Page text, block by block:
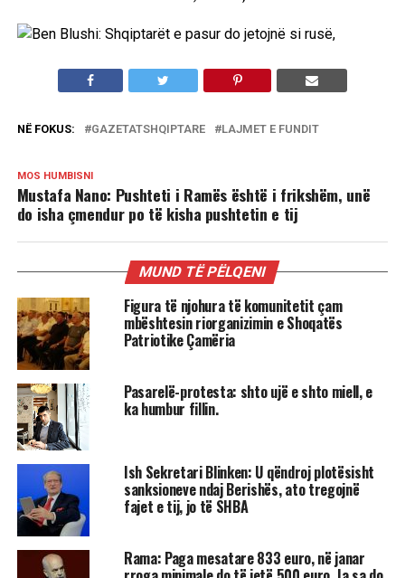
NË FOKUS: GAZETATSHQIPTARE LAJMET E FUNDIT
MOS HUMBISNI
Mustafa Nano: Pushteti i Ramës është i frikshëm, unë
do isha çmendur po të kisha pushtetin e tij
MUND TË PËLQENI
Figura të njohura të komunitetit çam
mbështesin riorganizimin e Shoqatës
Patriotike Çamëria
Pasarelë-protesta: shto ujë e shto miell, e
ka humbur fillin.
Ish Sekretari Blinken: U qëndroj plotësisht
sanksioneve ndaj Berishës, ato tregojnë
fajet e tij, jo të SHBA
Rama: Paga mesatare 833 euro, në janar